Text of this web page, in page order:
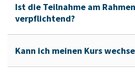
Ist die Teilnahme am
verpflichtend?
Kann ich meinen Kurs